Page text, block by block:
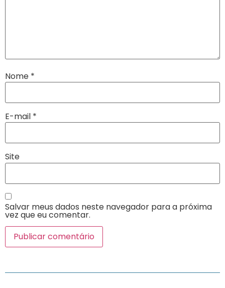
Nome *
E-mail *
Site
Salvar meus dados neste navegador para a próxima
vez que eu comentar.